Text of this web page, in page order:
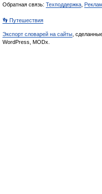
Обратная связь: Техподдержка
👣 Путешествия
Экспорт словарей на сайты ,
WordPress, MODx.